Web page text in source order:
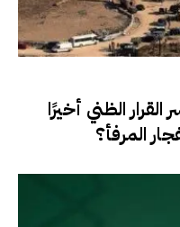
الظني أخيرًا
المرفأ؟